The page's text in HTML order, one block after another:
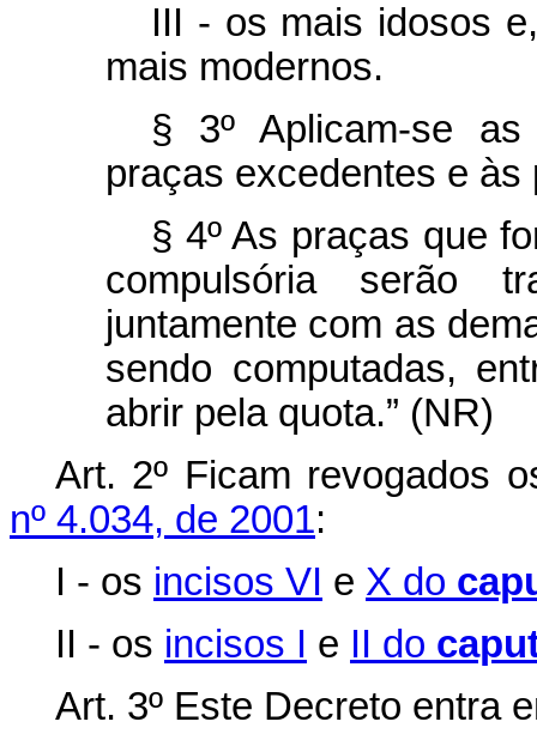
III - os mais idosos
mais modernos.
§ 3º Aplicam-se
praças excedentes e
§ 4º As praças que
compulsória serão
juntamente com as
sendo computadas,
abrir pela quota.” (NR)
Art. 2º Ficam revogados
nº 4.034, de 2001:
I - os incisos VI e X do
II - os incisos I e II do
Art. 3º Este Decreto entra